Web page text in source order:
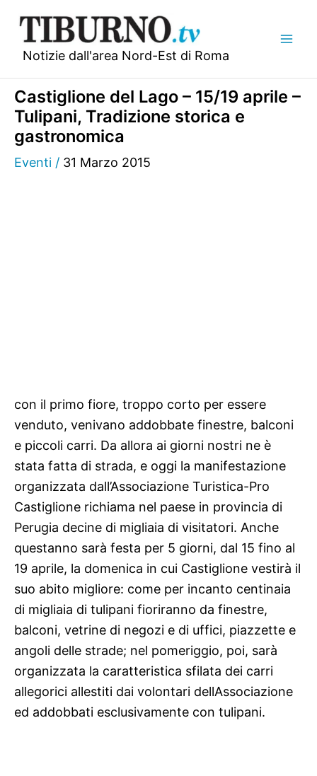
contenuto
Notizie dall'area Nord-Est di Roma
Castiglione del Lago – 15/19 aprile –
Tulipani, Tradizione storica e
gastronomica
Eventi / 31 Marzo 2015
con il primo fiore, troppo corto per essere
venduto, venivano addobbate finestre, balconi
e piccoli carri. Da allora ai giorni nostri ne è
stata fatta di strada, e oggi la manifestazione
organizzata dall’Associazione Turistica-Pro
Castiglione richiama nel paese in provincia di
Perugia decine di migliaia di visitatori. Anche
questanno sarà festa per 5 giorni, dal 15 fino al
19 aprile, la domenica in cui Castiglione vestirà il
suo abito migliore: come per incanto centinaia
di migliaia di tulipani fioriranno da finestre,
balconi, vetrine di negozi e di uffici, piazzette e
angoli delle strade; nel pomeriggio, poi, sarà
organizzata la caratteristica sfilata dei carri
allegorici allestiti dai volontari dellAssociazione
ed addobbati esclusivamente con tulipani.